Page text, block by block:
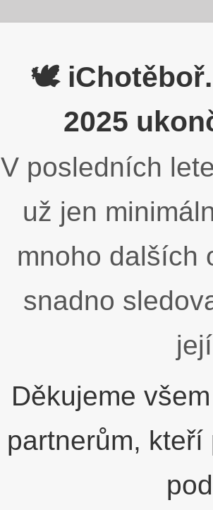
🕊️
2025
V posledních
už jen
mnoho dalších
snadno
Děkujeme
partnerům,